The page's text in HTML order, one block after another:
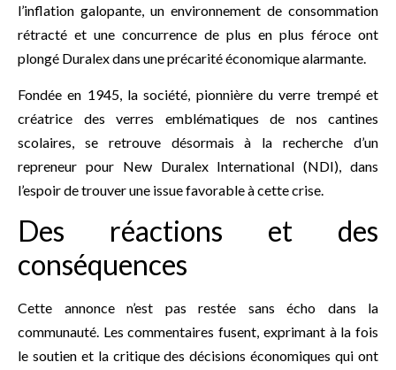
l’inflation galopante, un environnement de consommation
rétracté et une concurrence de plus en plus féroce ont
plongé Duralex dans une précarité économique alarmante.
Fondée en 1945, la société, pionnière du verre trempé et
créatrice des verres emblématiques de nos cantines
scolaires, se retrouve désormais à la recherche d’un
repreneur pour New Duralex International (NDI), dans
l’espoir de trouver une issue favorable à cette crise.
Des réactions et des
conséquences
Cette annonce n’est pas restée sans écho dans la
communauté. Les commentaires fusent, exprimant à la fois
le soutien et la critique des décisions économiques qui ont